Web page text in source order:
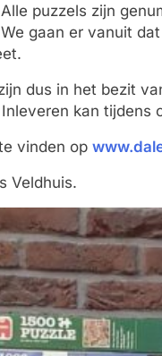
puzzels zijn
gaan er vanuit
dus in het bezit
kan tijdens
vinden op
Veldhuis.